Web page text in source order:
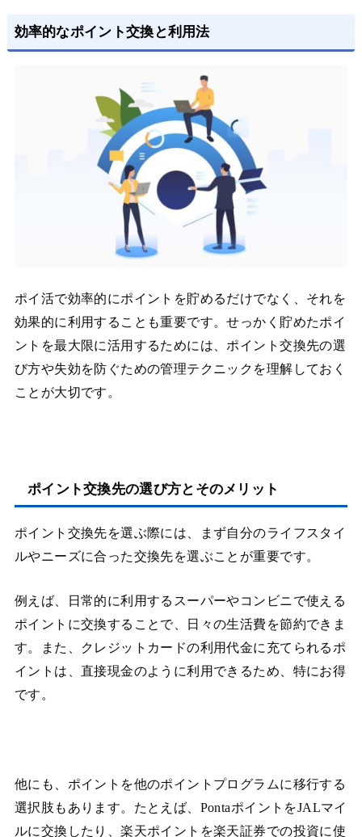
効率的なポイント交換と利用法
ポイ活で効率的にポイントを貯めるだけでなく、それを
効果的に利用することも重要です。せっかく貯めたポイ
ントを最大限に活用するためには、ポイント交換先の選
び方や失効を防ぐための管理テクニックを理解しておく
ことが大切です。
ポイント交換先の選び方とそのメリット
ポイント交換先を選ぶ際には、まず自分のライフスタイ
ルやニーズに合った交換先を選ぶことが重要です。
例えば、日常的に利用するスーパーやコンビニで使える
ポイントに交換することで、日々の生活費を節約できま
す。また、クレジットカードの利用代金に充てられるポ
イントは、直接現金のように利用できるため、特にお得
です。
他にも、ポイントを他のポイントプログラムに移行する
選択肢もあります。たとえば、PontaポイントをJALマイ
ルに交換したり、楽天ポイントを楽天証券での投資に使